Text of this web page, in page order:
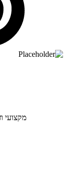
מקצועי